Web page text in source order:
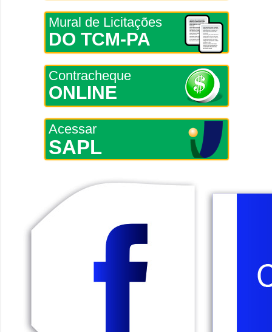
Mural de Licitações
DO TCM-PA
Contracheque
ONLINE
Acessar
SAPL